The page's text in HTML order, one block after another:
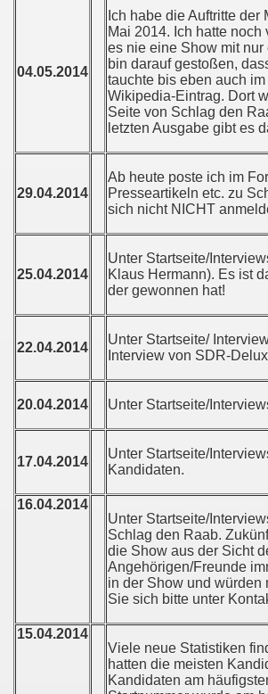
04.05.2014
Ich habe die Auftritte
Mai 2014. Ich hatte
es nie eine Show mit
bin darauf gestoßen,
tauchte bis eben auch
Wikipedia-Eintrag. Dort
Seite von Schlag den
letzten Ausgabe gibt es
29.04.2014
Ab heute poste ich im
Presseartikeln etc. zu
sich nicht NICHT
25.04.2014
Unter Startseite/
Klaus Hermann). Es ist
der gewonnen hat!
22.04.2014
Unter Startseite/
Interview von SDR-
20.04.2014 Unter Startseite/
17.04.2014
Unter Startseite/
Kandidaten.
16.04.2014
Unter Startseite/
Schlag den Raab.
die Show aus der Sicht
Angehörigen/Freunde
in der Show und würden
Sie sich bitte unter
15.04.2014
Viele neue Statistiken
hatten die meisten
Kandidaten am